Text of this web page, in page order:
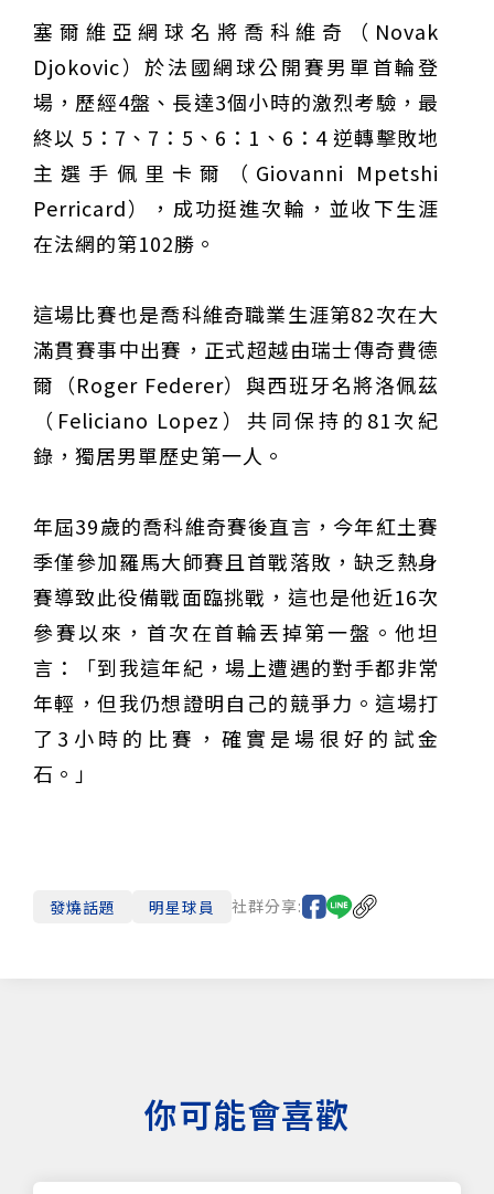
壽68歲
塞爾維亞網球名將喬科維奇（Novak
Djokovic）於法國網球公開賽男單首輪登
場，歷經4盤、長達3個小時的激烈考驗，最
終以 5：7、7：5、6：1、6：4 逆轉擊敗地
主選手佩里卡爾（Giovanni Mpetshi
Perricard），成功挺進次輪，並收下生涯
在法網的第102勝。
這場比賽也是喬科維奇職業生涯第82次在大
滿貫賽事中出賽，正式超越由瑞士傳奇費德
爾（Roger Federer）與西班牙名將洛佩茲
（Feliciano Lopez）共同保持的81次紀
錄，獨居男單歷史第一人。
年屆39歲的喬科維奇賽後直言，今年紅土賽
季僅參加羅馬大師賽且首戰落敗，缺乏熱身
賽導致此役備戰面臨挑戰，這也是他近16次
參賽以來，首次在首輪丟掉第一盤。他坦
言：「到我這年紀，場上遭遇的對手都非常
年輕，但我仍想證明自己的競爭力。這場打
了3小時的比賽，確實是場很好的試金
石。」
發燒話題 明星球員 社群分享:
你可能會喜歡